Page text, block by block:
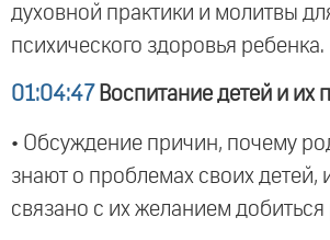
духовной практики и молитвы
психического здоровья ребенка.
01:04:47 Воспитание детей и их
• Обсуждение причин, почему
знают о проблемах своих детей,
связано с их желанием добиться